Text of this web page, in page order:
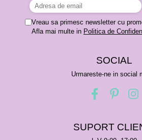
Vreau sa primesc newsletter cu
Afla mai multe in Politica de
SOCIAL
Urmareste-ne in social
SUPORT